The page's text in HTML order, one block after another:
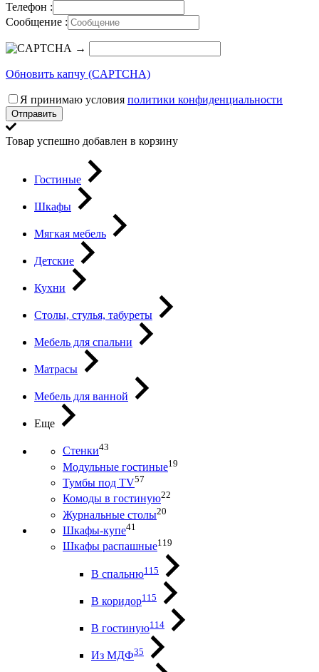
Телефон :
Сообщение :
→
Обновить капчу (CAPTCHA)
Я принимаю условия политики конфиденциальности
Отправить
Товар успешно добавлен в корзину
Гостиные
Шкафы
Мягкая мебель
Детские
Кухни
Столы, стулья, табуреты
Мебель для спальни
Матрасы
Мебель для ванной
Еще
Стенки43
Модульные гостиные19
Тумбы под ТV57
Комоды в гостиную22
Журнальные столы20
Шкафы-купе41
Шкафы распашные119
В спальню115
В коридор115
В гостиную114
Из МДФ35